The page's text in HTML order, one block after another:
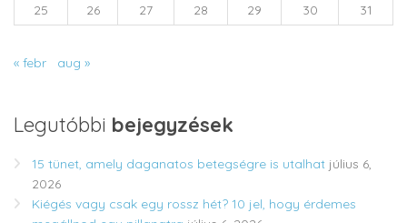
25
26 27 28 29 30 31
« febr aug »
Legutóbbi bejegyzések
15 tünet, amely daganatos betegségre is utalhat július 6,
2026
Kiégés vagy csak egy rossz hét? 10 jel, hogy érdemes